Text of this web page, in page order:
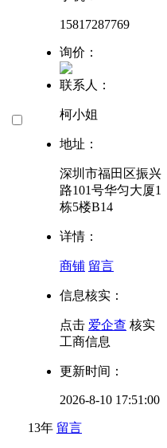
15817287769
询价：
联系人：
柯小姐
地址：
深圳市福田区振兴
路101号华匀大厦1
栋5楼B14
详情：
商铺 留言
信息核实：
点击 爱企查 核实
工商信息
更新时间：
2026-8-10 17:51:00
13年 留言